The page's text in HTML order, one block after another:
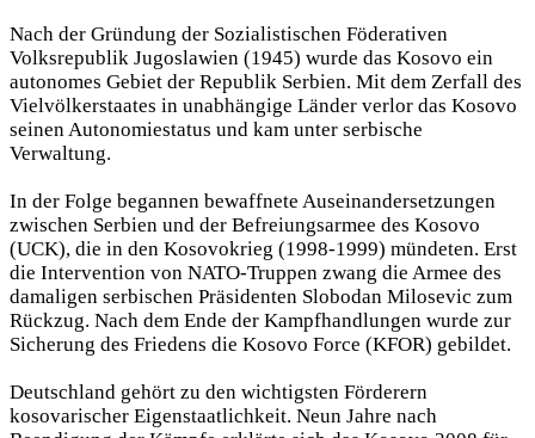
Nach der Gründung der Sozialistischen Föderativen
Volksrepublik Jugoslawien (1945) wurde das Kosovo ein
autonomes Gebiet der Republik Serbien. Mit dem Zerfall des
Vielvölkerstaates in unabhängige Länder verlor das Kosovo
seinen Autonomiestatus und kam unter serbische
Verwaltung.
In der Folge begannen bewaffnete Auseinandersetzungen
zwischen Serbien und der Befreiungsarmee des Kosovo
(UCK), die in den Kosovokrieg (1998-1999) mündeten. Erst
die Intervention von NATO-Truppen zwang die Armee des
damaligen serbischen Präsidenten Slobodan Milosevic zum
Rückzug. Nach dem Ende der Kampfhandlungen wurde zur
Sicherung des Friedens die Kosovo Force (KFOR) gebildet.
Deutschland gehört zu den wichtigsten Förderern
kosovarischer Eigenstaatlichkeit. Neun Jahre nach